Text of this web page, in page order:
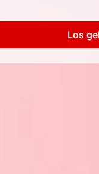
Los